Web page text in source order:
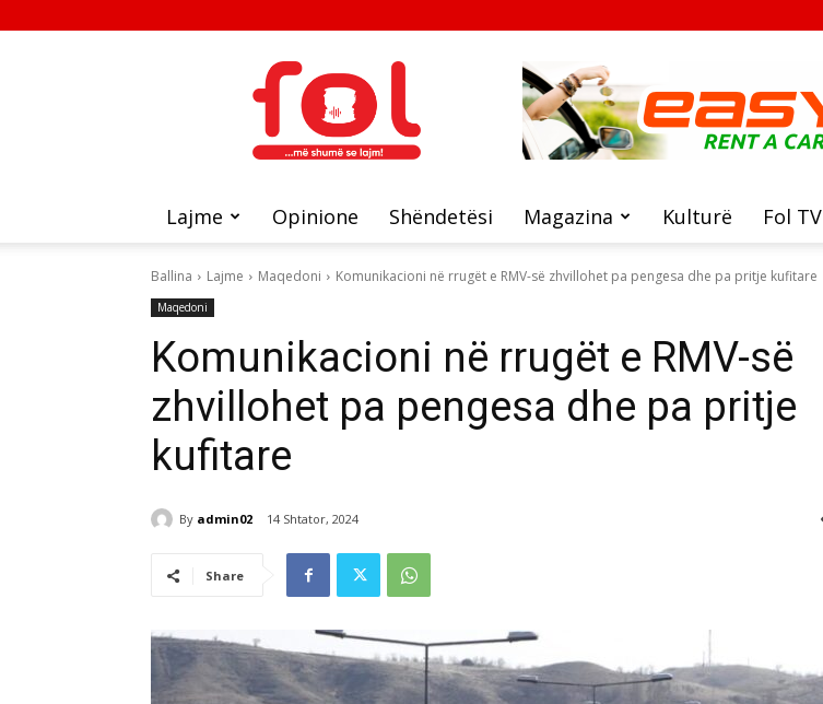
FOL
Lajme Opinione Shëndetësi Magazina Kulturë Fol TV
Ballina Lajme Maqedoni Komunikacioni në rrugët e RMV-së zhvillohet pa pengesa dhe pa pritje kufitare
Maqedoni
Komunikacioni në rrugët e RMV-së
zhvillohet pa pengesa dhe pa pritje
kufitare
By admin02 14 Shtator, 2024
Share